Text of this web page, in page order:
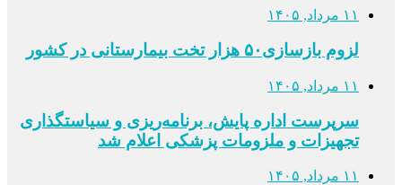
۱۱ مرداد, ۱۴۰۵
لزوم بازسازی۵۰ هزار تخت بیمارستانی در کشور
۱۱ مرداد, ۱۴۰۵
سرپرست اداره پایش، برنامه‌ریزی و سیاستگذاری
تجهیزات و ملزومات پزشکی اعلام شد
۱۱ مرداد, ۱۴۰۵